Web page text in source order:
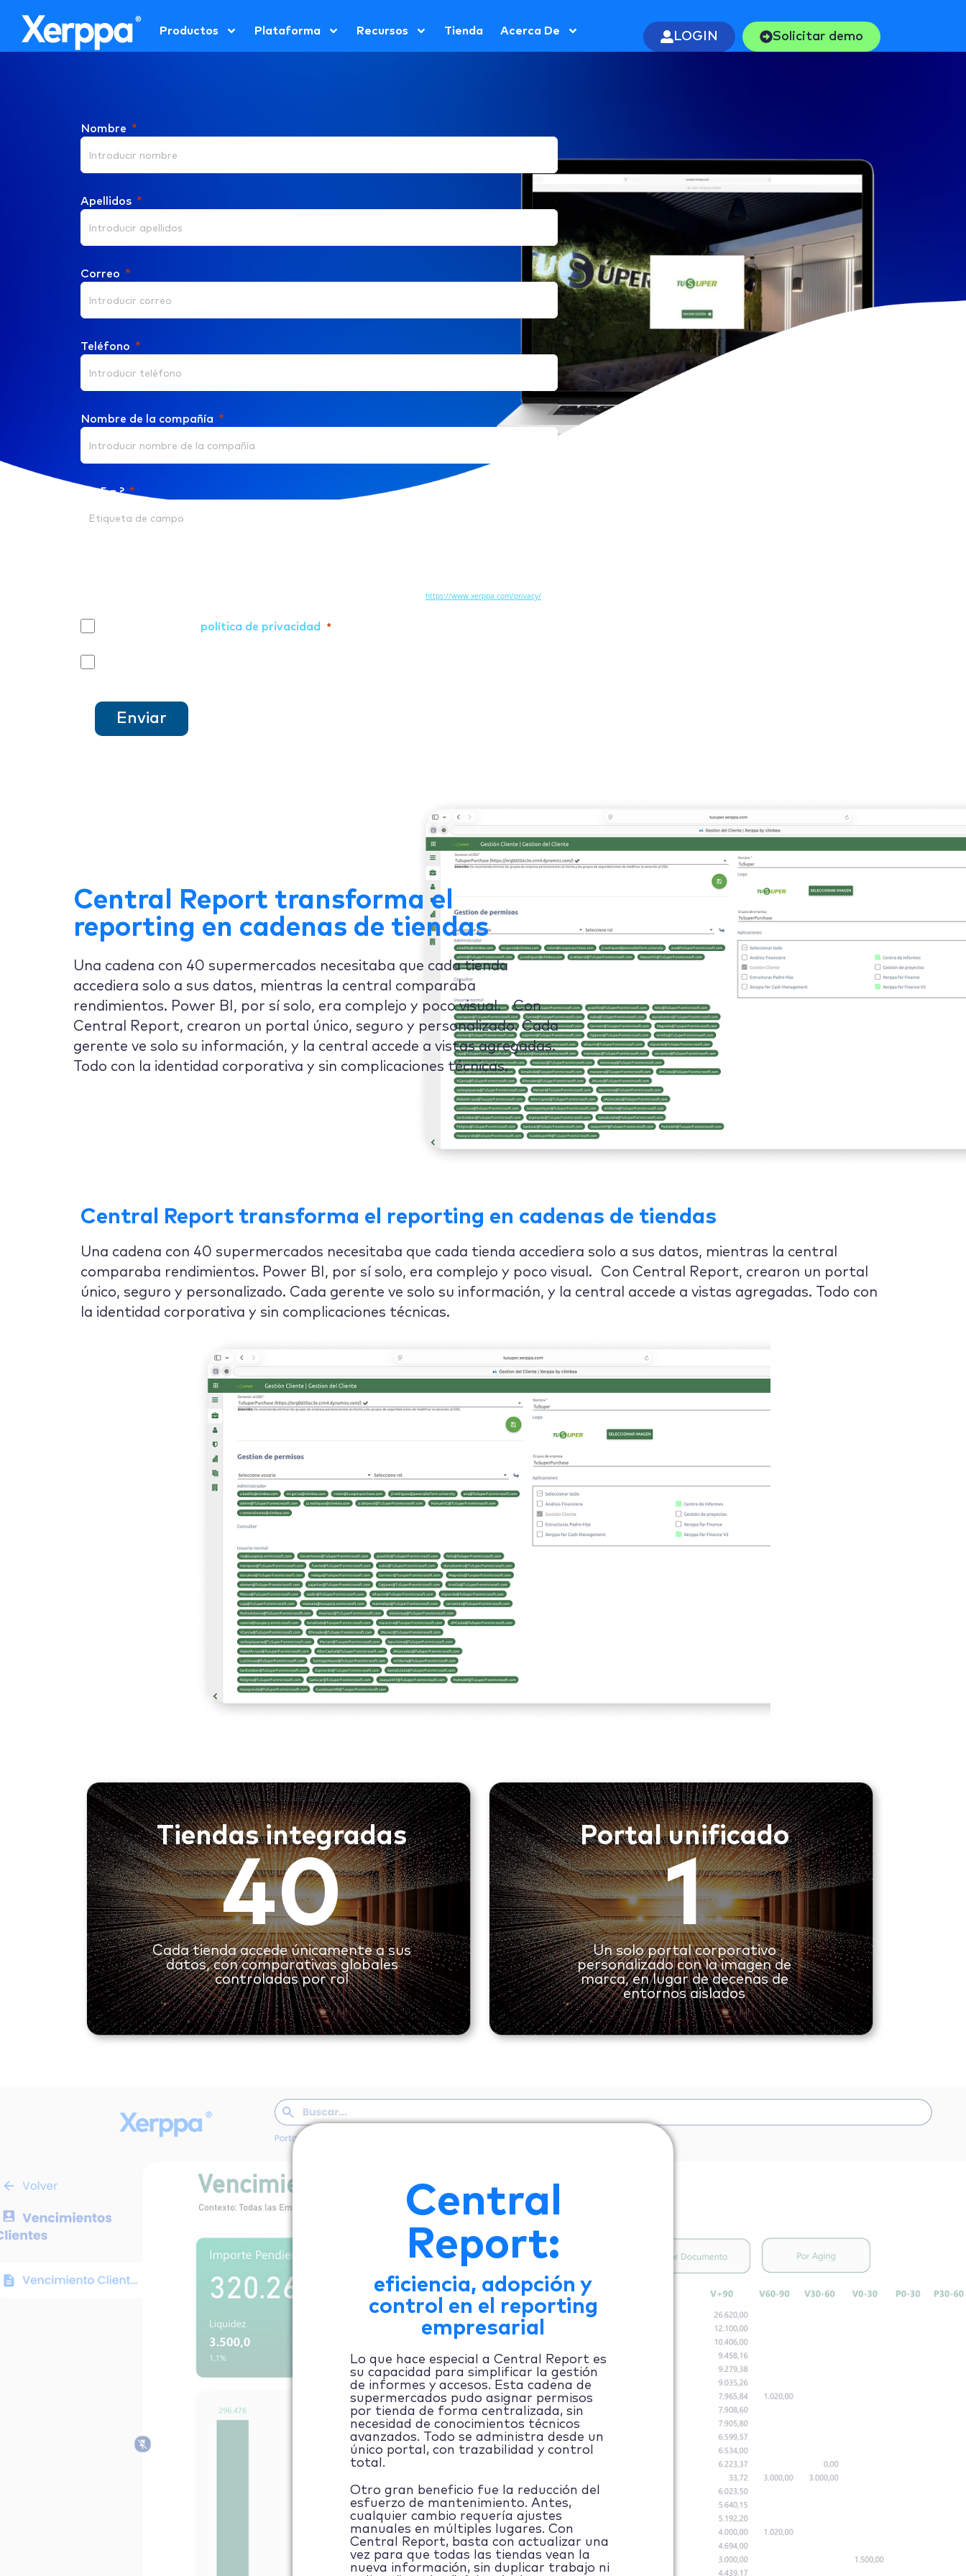
Productos Plataforma Recursos Tienda Acerca De LOGIN Solicitar demo
Nombre
Apellidos
Correo
Teléfono
Nombre de la compañía
4 + 5 = ?
https://www.xerppa.com/privacy/
política de privacidad
enviar
Central Report transforma el
reporting en cadenas de tiendas
Una cadena con 40 supermercados necesitaba que cada tienda
accediera solo a sus datos, mientras la central comparaba
rendimientos. Power BI, por sí solo, era complejo y poco visual. Con
Central Report, crearon un portal único, seguro y personalizado. Cada
gerente ve solo su información, y la central accede a vistas agregadas.
Todo con la identidad corporativa y sin complicaciones técnicas.
Central Report transforma el reporting en cadenas de tiendas
Una cadena con 40 supermercados necesitaba que cada tienda accediera solo a sus datos, mientras la central
comparaba rendimientos. Power BI, por sí solo, era complejo y poco visual. Con Central Report, crearon un portal
único, seguro y personalizado. Cada gerente ve solo su información, y la central accede a vistas agregadas. Todo con
la identidad corporativa y sin complicaciones técnicas.
Tiendas integradas
40
Cada tienda accede únicamente a sus
datos, con comparativas globales
controladas por rol
Portal unificado
1
Un solo portal corporativo
personalizado con la imagen de
marca, en lugar de decenas de
entornos aislados​
Central
Report:
eficiencia, adopción y
control en el reporting
empresarial
Lo que hace especial a Central Report es
su capacidad para simplificar la gestión
de informes y accesos. Esta cadena de
supermercados pudo asignar permisos
por tienda de forma centralizada, sin
necesidad de conocimientos técnicos
avanzados. Todo se administra desde un
único portal, con trazabilidad y control
total.
Otro gran beneficio fue la reducción del
esfuerzo de mantenimiento. Antes,
cualquier cambio requería ajustes
manuales en múltiples lugares. Con
Central Report, basta con actualizar una
vez para que todas las tiendas vean la
nueva información, sin duplicar trabajo ni